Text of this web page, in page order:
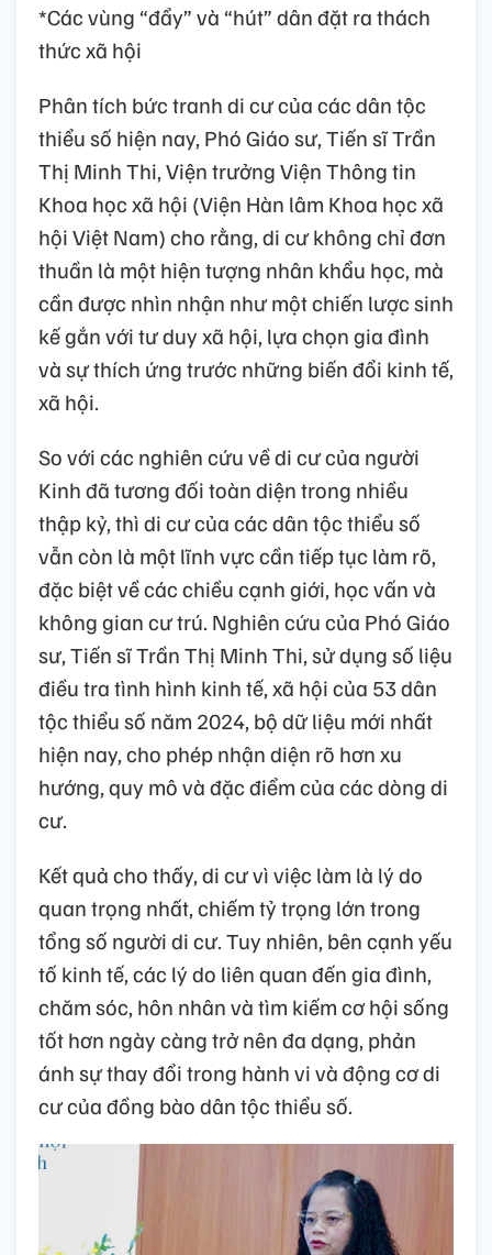
*Các vùng “đẩy” và “hút” dân đặt ra thách
thức xã hội
Phân tích bức tranh di cư của các dân tộc
thiểu số hiện nay, Phó Giáo sư, Tiến sĩ Trần
Thị Minh Thi, Viện trưởng Viện Thông tin
Khoa học xã hội (Viện Hàn lâm Khoa học xã
hội Việt Nam) cho rằng, di cư không chỉ đơn
thuần là một hiện tượng nhân khẩu học, mà
cần được nhìn nhận như một chiến lược sinh
kế gắn với tư duy xã hội, lựa chọn gia đình
và sự thích ứng trước những biến đổi kinh tế,
xã hội.
So với các nghiên cứu về di cư của người
Kinh đã tương đối toàn diện trong nhiều
thập kỷ, thì di cư của các dân tộc thiểu số
vẫn còn là một lĩnh vực cần tiếp tục làm rõ,
đặc biệt về các chiều cạnh giới, học vấn và
không gian cư trú. Nghiên cứu của Phó Giáo
sư, Tiến sĩ Trần Thị Minh Thi, sử dụng số liệu
điều tra tình hình kinh tế, xã hội của 53 dân
tộc thiểu số năm 2024, bộ dữ liệu mới nhất
hiện nay, cho phép nhận diện rõ hơn xu
hướng, quy mô và đặc điểm của các dòng di
cư.
Kết quả cho thấy, di cư vì việc làm là lý do
quan trọng nhất, chiếm tỷ trọng lớn trong
tổng số người di cư. Tuy nhiên, bên cạnh yếu
tố kinh tế, các lý do liên quan đến gia đình,
chăm sóc, hôn nhân và tìm kiếm cơ hội sống
tốt hơn ngày càng trở nên đa dạng, phản
ánh sự thay đổi trong hành vi và động cơ di
cư của đồng bào dân tộc thiểu số.